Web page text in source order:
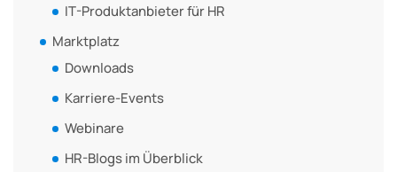
IT-Produktanbieter für HR
Marktplatz
Downloads
Karriere-Events
Webinare
HR-Blogs im Überblick